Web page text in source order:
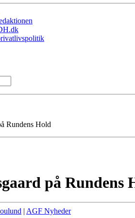
Rundens Hold
på Rundens
| AGF Nyheder